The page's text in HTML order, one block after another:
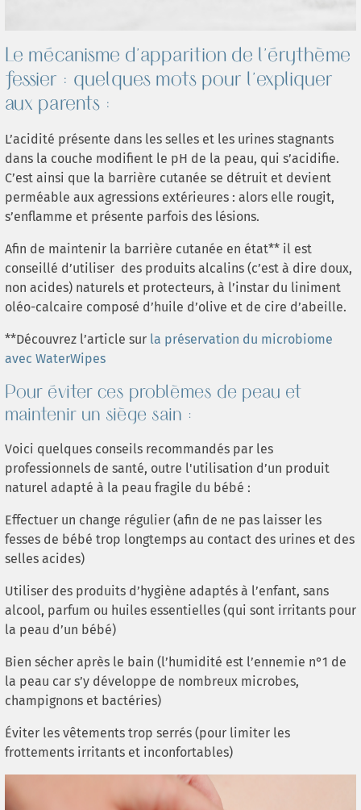
Le mécanisme d’apparition de l’érythème
fessier : quelques mots pour l’expliquer
aux parents :
L’acidité présente dans les selles et les urines stagnants
dans la couche modifient le pH de la peau, qui s’acidifie.
C’est ainsi que la barrière cutanée se détruit et devient
perméable aux agressions extérieures : alors elle rougit,
s’enflamme et présente parfois des lésions.
Afin de maintenir la barrière cutanée en état** il est
conseillé d’utiliser des produits alcalins (c’est à dire doux,
non acides) naturels et protecteurs, à l’instar du liniment
oléo-calcaire composé d’huile d’olive et de cire d’abeille.
**Découvrez l’article sur la préservation du microbiome
avec WaterWipes
Pour éviter ces problèmes de peau et
maintenir un siège sain :
Voici quelques conseils recommandés par les
professionnels de santé, outre l'utilisation d’un produit
naturel adapté à la peau fragile du bébé :
Effectuer un change régulier (afin de ne pas laisser les
fesses de bébé trop longtemps au contact des urines et des
selles acides)
Utiliser des produits d’hygiène adaptés à l’enfant, sans
alcool, parfum ou huiles essentielles (qui sont irritants pour
la peau d’un bébé)
Bien sécher après le bain (l’humidité est l’ennemie n°1 de
la peau car s’y développe de nombreux microbes,
champignons et bactéries)
Éviter les vêtements trop serrés (pour limiter les
frottements irritants et inconfortables)